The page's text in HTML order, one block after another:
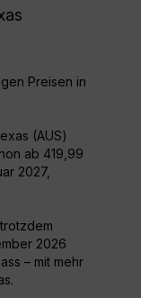
Preisen in
(AUS)
ab 419,99
2027,
2026
– mit mehr